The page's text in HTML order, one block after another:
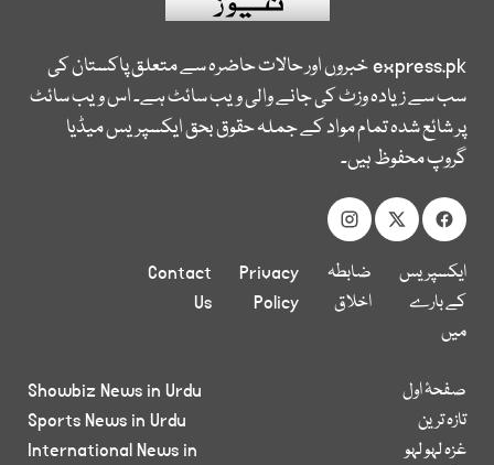
express.pkخبروں اور حالات حاضرہ سے متعلق پاکستان کی
سب سے زیادہ وزٹ کی جانے والی ویب سائٹ ہے۔ اس ویب سائٹ
پر شائع شدہ تمام مواد کے جملہ حقوق بحق ایکسپریس میڈیا
گروپ محفوظ ہیں۔
ایکسپریس
کے بارے
میں
ضابطہ
اخلاق
Privacy
Policy
Contact
Us
صفحۂ اول
تازہ ترین
غزہ لہو لہو
Showbiz News in Urdu
Sports News in Urdu
International News in